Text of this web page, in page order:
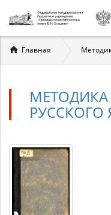
Вы
здесь
Главная
РУССКОГО
Методика
русского
Материалы
по
теме